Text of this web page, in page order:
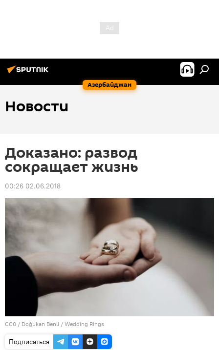
Азербайджан
Новости
Доказано: развод
сокращает жизнь
00:26 02.06.2018
CC0 / Doğukan Benli / Wedding Rings
Подписаться